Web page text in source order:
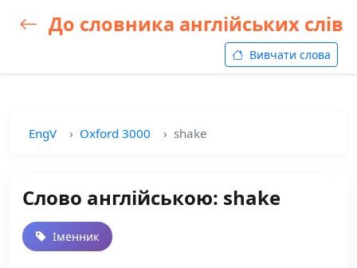
До словника англійських слів
Вивчати слова
EngV Oxford 3000 shake
Слово англійською: shake
Іменник